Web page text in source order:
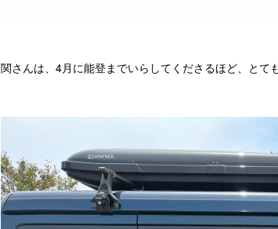
関さんは、4月に能登までいらしてくださるほど、とて